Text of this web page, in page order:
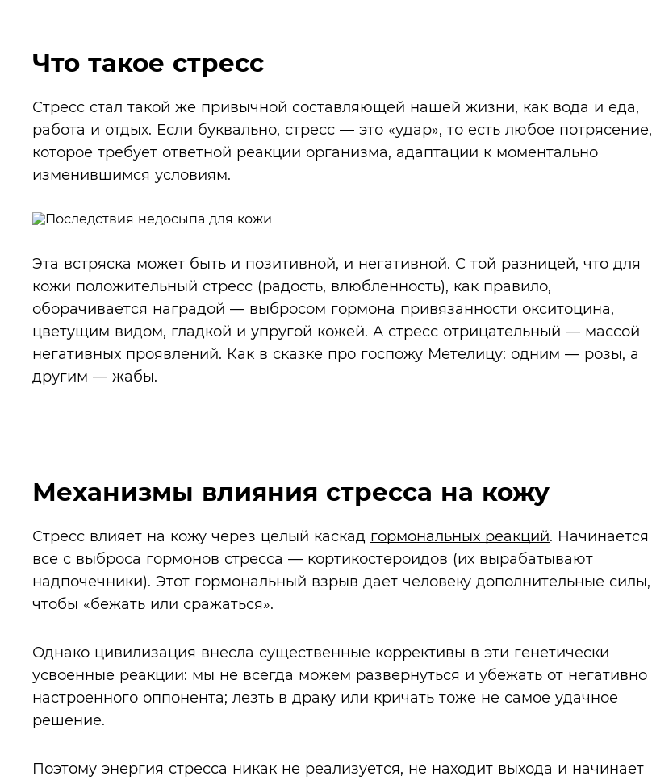
Что такое стресс
Стресс стал такой же привычной составляющей нашей жизни, как вода и еда,
работа и отдых. Если буквально, стресс — это «удар», то есть любое потрясение,
которое требует ответной реакции организма, адаптации к моментально
изменившимся условиям.
Эта встряска может быть и позитивной, и негативной. С той разницей, что для
кожи положительный стресс (радость, влюбленность), как правило,
оборачивается наградой — выбросом гормона привязанности окситоцина,
цветущим видом, гладкой и упругой кожей. А стресс отрицательный — массой
негативных проявлений. Как в сказке про госпожу Метелицу: одним — розы, а
другим — жабы.
Механизмы влияния стресса на кожу
Стресс влияет на кожу через целый каскад гормональных реакций. Начинается
все с выброса гормонов стресса — кортикостероидов (их вырабатывают
надпочечники). Этот гормональный взрыв дает человеку дополнительные силы,
чтобы «бежать или сражаться».
Однако цивилизация внесла существенные коррективы в эти генетически
усвоенные реакции: мы не всегда можем развернуться и убежать от негативно
настроенного оппонента; лезть в драку или кричать тоже не самое удачное
решение.
Поэтому энергия стресса никак не реализуется, не находит выхода и начинает